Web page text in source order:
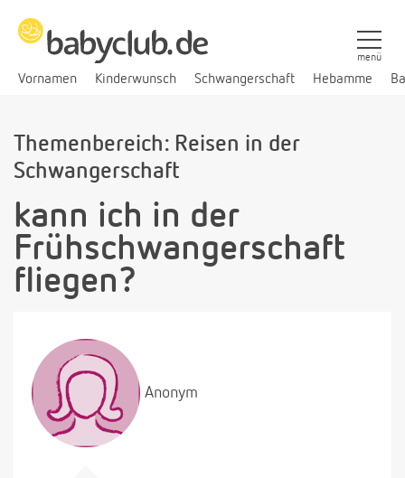
Vornamen Kinderwunsch Schwangerschaft Hebamme
menü
Themenbereich: Reisen in der
Schwangerschaft
kann ich in der
Frühschwangerschaft
fliegen?
Anonym